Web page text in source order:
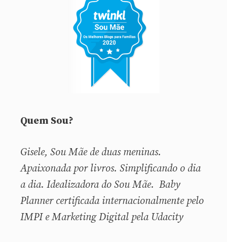
Quem Sou?
Gisele, Sou Mãe de duas meninas.
Apaixonada por livros. Simplificando o dia
a dia. Idealizadora do Sou Mãe. Baby
Planner certificada internacionalmente pelo
IMPI e Marketing Digital pela Udacity